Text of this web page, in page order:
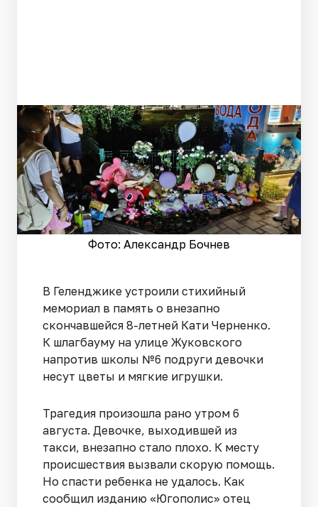
Фото: Александр Бочнев
В Геленджике устроили стихийный
мемориал в память о внезапно
скончавшейся 8-летней Кати Черненко.
К шлагбауму на улице Жуковского
напротив школы №6 подруги девочки
несут цветы и мягкие игрушки.
Трагедия произошла рано утром 6
августа. Девочке, выходившей из
такси, внезапно стало плохо. К месту
происшествия вызвали скорую помощь.
Но спасти ребенка не удалось. Как
сообщил изданию «Югополис» отец